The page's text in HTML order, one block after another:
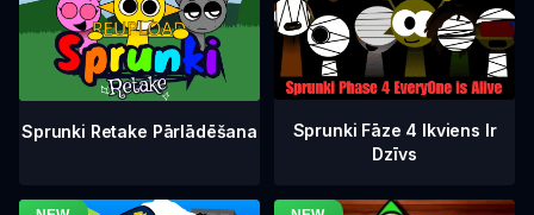
Sprunki Retake Pārlādēšana
Sprunki Fāze 4 Ikviens Ir
Dzīvs